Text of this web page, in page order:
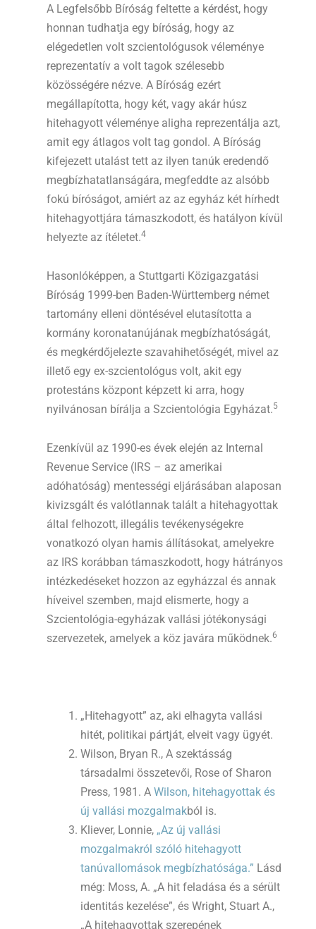
A Legfelsőbb Bíróság feltette a kérdést, hogy
honnan tudhatja egy bíróság, hogy az
elégedetlen volt szcientológusok véleménye
reprezentatív a volt tagok szélesebb
közösségére nézve. A Bíróság ezért
megállapította, hogy két, vagy akár húsz
hitehagyott véleménye aligha reprezentálja azt,
amit egy átlagos volt tag gondol. A Bíróság
kifejezett utalást tett az ilyen tanúk eredendő
megbízhatatlanságára, megfeddte az alsóbb
fokú bíróságot, amiért az az egyház két hírhedt
hitehagyottjára támaszkodott, és hatályon kívül
helyezte az ítéletet.4
Hasonlóképpen, a Stuttgarti Közigazgatási
Bíróság 1999-ben Baden-Württemberg német
tartomány elleni döntésével elutasította a
kormány koronatanújának megbízhatóságát,
és megkérdőjelezte szavahihetőségét, mivel az
illető egy ex-szcientológus volt, akit egy
protestáns központ képzett ki arra, hogy
nyilvánosan bírálja a Szcientológia Egyházat.5
Ezenkívül az 1990-es évek elején az Internal
Revenue Service (IRS – az amerikai
adóhatóság) mentességi eljárásában alaposan
kivizsgált és valótlannak talált a hitehagyottak
által felhozott, illegális tevékenységekre
vonatkozó olyan hamis állításokat, amelyekre
az IRS korábban támaszkodott, hogy hátrányos
intézkedéseket hozzon az egyházzal és annak
híveivel szemben, majd elismerte, hogy a
Szcientológia-egyházak vallási jótékonysági
szervezetek, amelyek a köz javára működnek.6
„Hitehagyott” az, aki elhagyta vallási
hitét, politikai pártját, elveit vagy ügyét.
Wilson, Bryan R., A szektásság
társadalmi összetevői, Rose of Sharon
Press, 1981. A Wilson, hitehagyottak és
új vallási mozgalmakból is.
Kliever, Lonnie, „Az új vallási
mozgalmakról szóló hitehagyott
tanúvallomások megbízhatósága.” Lásd
még: Moss, A. „A hit feladása és a sérült
identitás kezelése”, és Wright, Stuart A.,
„A hitehagyottak szerepének